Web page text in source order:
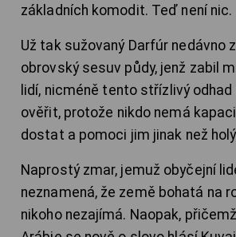
základních komodit. Teď není nic.
Už tak sužovaný Darfúr nedávno
obrovský sesuv půdy, jenž zabil
lidí, nicméně tento střízlivý odhad
ověřit, protože nikdo nemá
dostat a pomoci jim jinak než
Naprostý zmar, jemuž obyčejní
neznamená, že země bohatá na
nikoho nezajímá. Naopak,